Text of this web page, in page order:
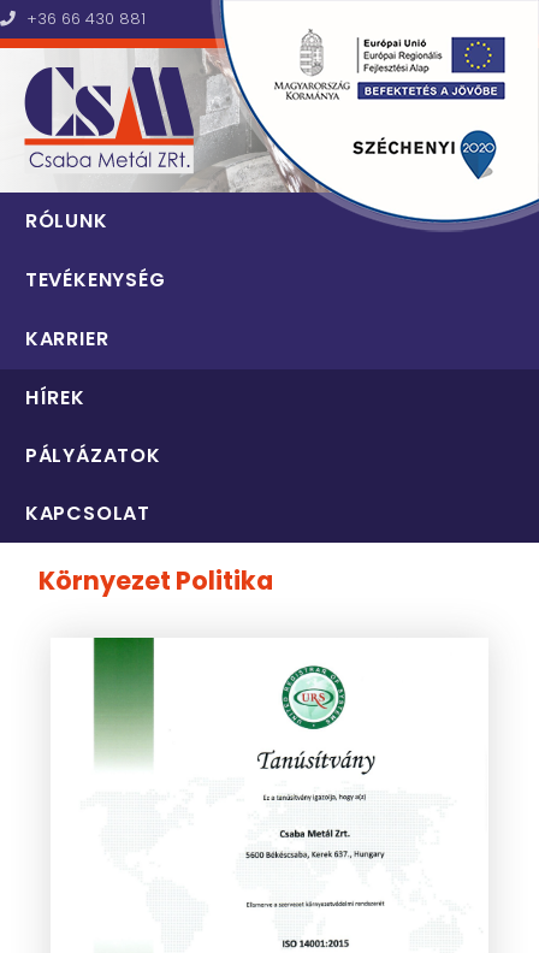
+36 66 430 881
RÓLUNK
TEVÉKENYSÉG
KARRIER
HÍREK
PÁLYÁZATOK
KAPCSOLAT
Környezet Politika